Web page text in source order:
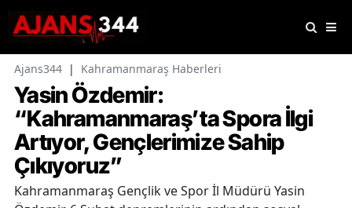
Ajans344 | Kahramanmaraş Haberleri
Yasin Özdemir:
“Kahramanmaraş’ta Spora İlgi
Artıyor, Gençlerimize Sahip
Çıkıyoruz”
Kahramanmaraş Gençlik ve Spor İl Müdürü Yasin